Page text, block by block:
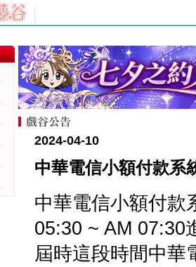
2024-04-10
中華電信小額付款系
中華電信小額付款
05:30 ~ AM 07:30
屆時這段時間中華